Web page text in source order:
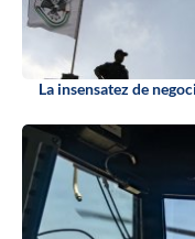
La insensatez de